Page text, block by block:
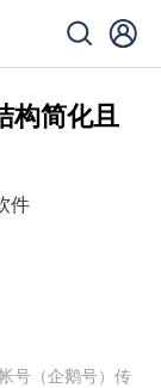
构简化且
件
号（企鹅号）传